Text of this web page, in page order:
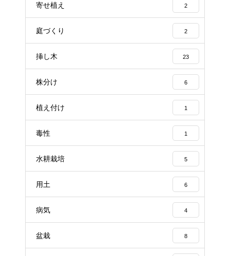
寄せ植え 2
庭づくり 2
挿し木 23
株分け 6
植え付け 1
毒性 1
水耕栽培 5
用土 6
病気 4
盆栽 8